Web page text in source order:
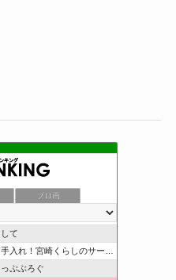
ブロ画
事屋の奮闘記
て
れ！宮崎くらしのサービス
ぷぶろぐ